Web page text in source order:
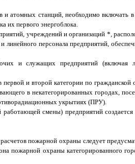
атомных станций, необходимо включать
их первого энергоблока.
учреждений и организаций *,
персонала предприятий,
и служащих предприятий (включая
и второй категории по гражданской
в некатегорированных городах,
укрытиях (ПРУ).
смены) предприятий создается
пожарной охраны следует
пожарной охраны категорированного